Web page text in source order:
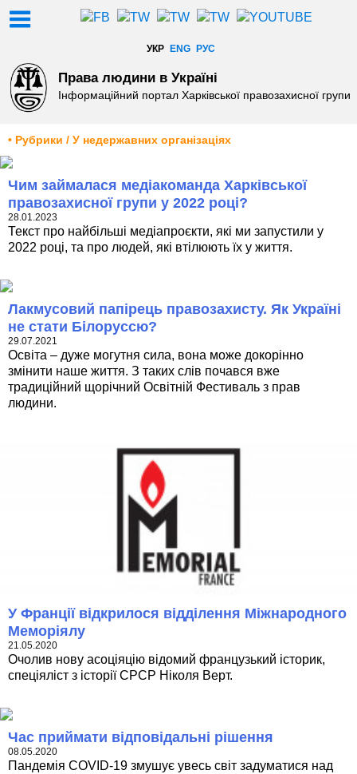
УКР ENG РУС
Права людини в Україні
Інформаційний портал Харківської правозахисної групи
• Рубрики / У недержавних організаціях
Чим займалася медіакоманда Харківської
правозахисної групи у 2022 році?
28.01.2023
Текст про найбільші медіапроєкти, які ми запустили у
2022 році, та про людей, які втілюють їх у життя.
Лакмусовий папірець правозахисту. Як Україні
не стати Білоруссю?
29.07.2021
Освіта – дуже могутня сила, вона може докорінно
змінити наше життя. З таких слів почався вже
традиційний щорічний Освітній Фестиваль з прав
людини.
У Франції відкрилося відділення Міжнародного
Меморіялу
21.05.2020
Очолив нову асоціяцію відомий французький історик,
спеціяліст з історії СРСР Ніколя Верт.
Час приймати відповідальні рішення
08.05.2020
Пандемія COVID-19 змушує увесь світ задуматися над